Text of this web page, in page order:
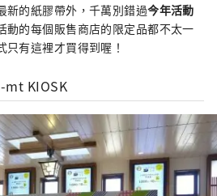
新的紙膠帶外，千萬別錯過今年活動
動的每個販售商店的限定品都不太一
有這裡才買得到喔！
mt KIOSK